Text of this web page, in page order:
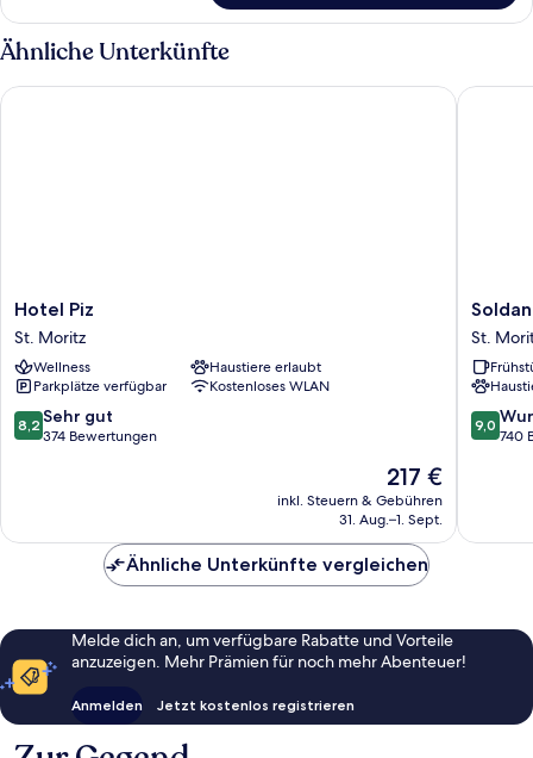
Doppelzimmer
Ähnliche Unterkünfte
Hotel
Piz
St.
Moritz
Hotel Piz
St. Moritz
Wellness
Haustiere erlaubt
Parkplätze verfügbar
Kostenloses WLAN
8.2
von
Bewertungen
8,2 Sehr gut
374 Bewertungen
Der
Preis
beträgt
217 €
inkl. Steuern & Gebühren
31. Aug.–1. Sept.
Hotel Piz
St.
Moritz
St.
9.0
von
9,0
740
Ähnliche Unterkünfte vergleichen
Melde dich an, um verfügbare Rabatte und Vorteile
anzuzeigen. Mehr Prämien für noch mehr Abenteuer!
Anmelden Jetzt kostenlos registrieren